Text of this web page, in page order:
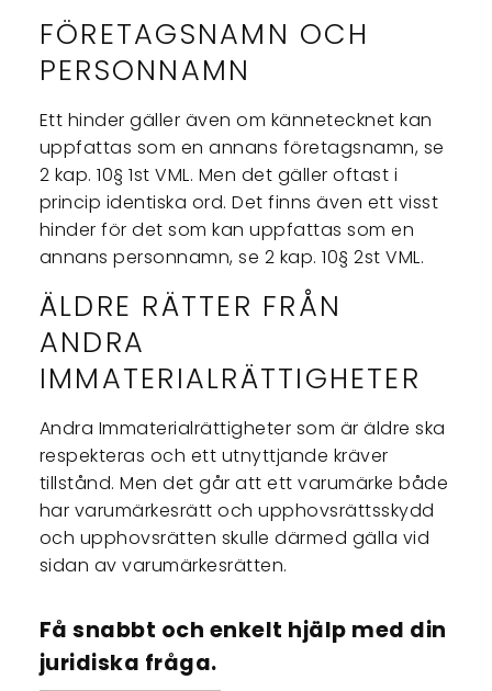
FÖRETAGSNAMN OCH
PERSONNAMN
Ett hinder gäller även om kännetecknet kan
uppfattas som en annans företagsnamn, se
2 kap. 10§ 1st VML. Men det gäller oftast i
princip identiska ord. Det finns även ett visst
hinder för det som kan uppfattas som en
annans personnamn, se 2 kap. 10§ 2st VML.
ÄLDRE RÄTTER FRÅN
ANDRA
IMMATERIALRÄTTIGHETER
Andra Immaterialrättigheter som är äldre ska
respekteras och ett utnyttjande kräver
tillstånd. Men det går att ett varumärke både
har varumärkesrätt och upphovsrättsskydd
och upphovsrätten skulle därmed gälla vid
sidan av varumärkesrätten.
Få snabbt och enkelt hjälp med din
juridiska fråga.